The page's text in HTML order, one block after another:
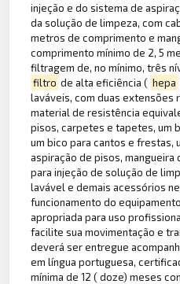
injeção e do sistema de
da solução de limpeza, com
metros de comprimento e
comprimento mínimo de 2, 5
filtragem de, no mínimo, três
filtro de alta eficiência ( hepa
laváveis, com duas extensões
material de resistência
pisos, carpetes e tapetes, um
um bico para cantos e frestas,
aspiração de pisos, mangueira
para injeção de solução de
lavável e demais acessórios
funcionamento do
apropriada para uso
facilite sua movimentação e
deverá ser entregue
em língua portuguesa,
mínima de 12 ( doze) meses